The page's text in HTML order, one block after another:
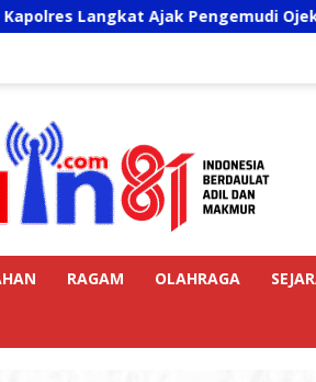
Ajak Pengemudi Ojek Online Aktif
RAGAM OLAHRAGA